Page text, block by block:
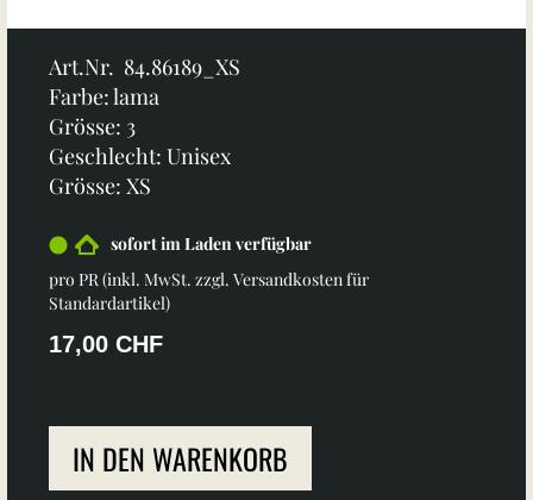
Art.Nr. 84.86189_XS
Farbe: lama
Grösse: 3
Geschlecht: Unisex
Grösse: XS
sofort im Laden verfügbar
pro PR (inkl. MwSt. zzgl. Versandkosten für
Standardartikel)
17,00 CHF
IN DEN WARENKORB